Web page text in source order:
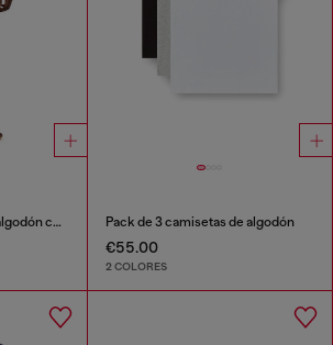
Conjunto de pijama de algodón con estampado completo Pack de 3 camisetas de algodón
€55.00
2 COLORES